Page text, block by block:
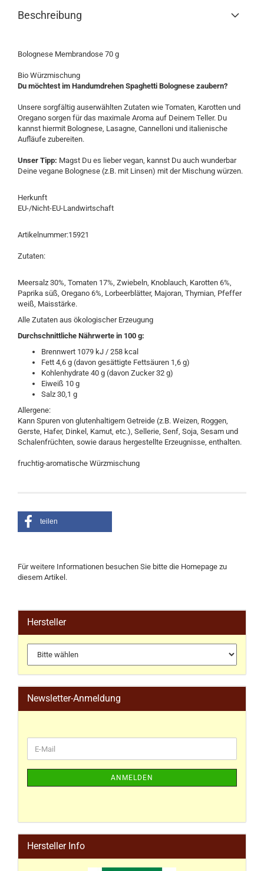
Beschreibung
Bolognese Membrandose 70 g
Bio Würzmischung
Du möchtest im Handumdrehen Spaghetti Bolognese zaubern?
Unsere sorgfältig auserwählten Zutaten wie Tomaten, Karotten und
Oregano sorgen für das maximale Aroma auf Deinem Teller. Du
kannst hiermit Bolognese, Lasagne, Cannelloni und italienische
Aufläufe zubereiten.
Unser Tipp: Magst Du es lieber vegan, kannst Du auch wunderbar
Deine vegane Bolognese (z.B. mit Linsen) mit der Mischung würzen.
Herkunft
EU-/Nicht-EU-Landwirtschaft
Artikelnummer:15921
Zutaten:
Meersalz 30%, Tomaten 17%, Zwiebeln, Knoblauch, Karotten 6%,
Paprika süß, Oregano 6%, Lorbeerblätter, Majoran, Thymian, Pfeffer
weiß, Maisstärke.
Alle Zutaten aus ökologischer Erzeugung
Durchschnittliche Nährwerte in 100 g:
Brennwert 1079 kJ / 258 kcal
Fett 4,6 g (davon gesättigte Fettsäuren 1,6 g)
Kohlenhydrate 40 g (davon Zucker 32 g)
Eiweiß 10 g
Salz 30,1 g
Allergene:
Kann Spuren von glutenhaltigem Getreide (z.B. Weizen, Roggen,
Gerste, Hafer, Dinkel, Kamut, etc.), Sellerie, Senf, Soja, Sesam und
Schalenfrüchten, sowie daraus hergestellte Erzeugnisse, enthalten.
fruchtig-aromatische Würzmischung
teilen
Für weitere Informationen besuchen Sie bitte die Homepage zu
diesem Artikel.
Hersteller
Newsletter-Anmeldung
ANMELDEN
Hersteller Info